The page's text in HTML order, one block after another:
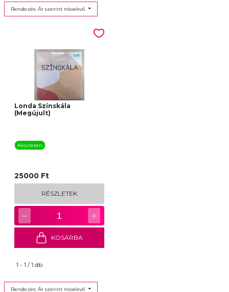
Rendezés: Ár szerint növekvő
Londa Színskála
(Megújult)
Készleten
25000 Ft
RÉSZLETEK
− 1 +
KOSÁRBA
1 - 1 / 1 db
Rendezés: Ár szerint növekvő